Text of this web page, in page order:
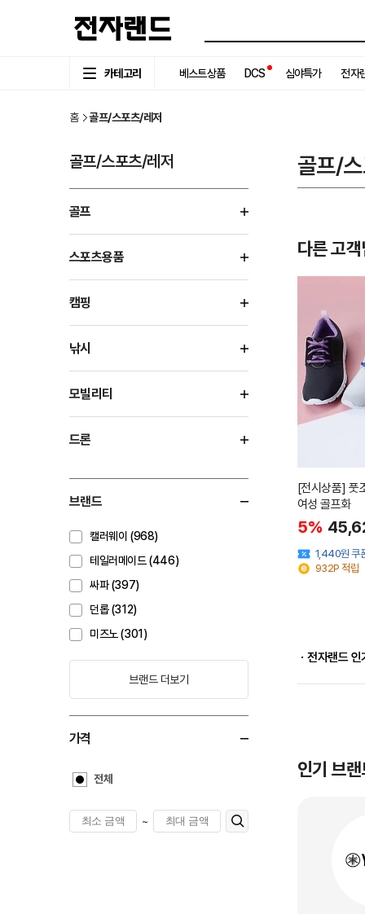
카테고리 베스트상품 DCS 심야특가 전자
홈 골프/스포츠/레저
골프/스포츠/레저
골프
스포츠용품
캠핑
낚시
모빌리티
드론
브랜드
캘러웨이 (968)
테일러메이드 (446)
싸파 (397)
던롭 (312)
미즈노 (301)
브랜드 더보기
가격
전체
~
골프/
다른 고
[전시상품] 풋
여성 골프화
5%
1,440원 쿠
932P 적립
ㆍ전자랜드 인
인기 브